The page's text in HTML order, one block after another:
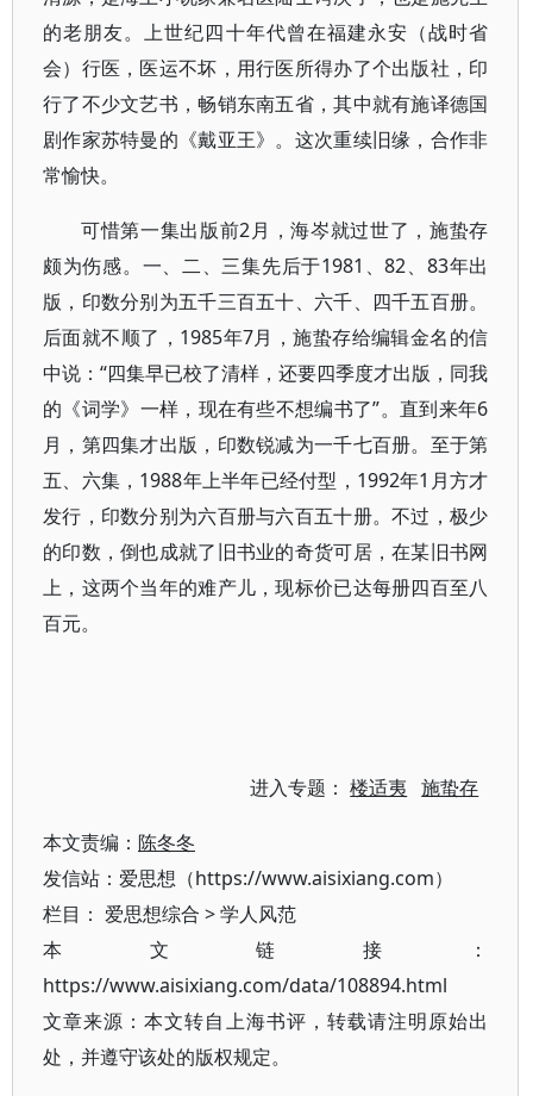
的老朋友。上世纪四十年代曾在福建永安（战时省
会）行医，医运不坏，用行医所得办了个出版社，印
行了不少文艺书，畅销东南五省，其中就有施译德国
剧作家苏特曼的《戴亚王》。这次重续旧缘，合作非
常愉快。
可惜第一集出版前2月，海岑就过世了，施蛰存
颇为伤感。一、二、三集先后于1981、82、83年出
版，印数分别为五千三百五十、六千、四千五百册。
后面就不顺了，1985年7月，施蛰存给编辑金名的信
中说：“四集早已校了清样，还要四季度才出版，同我
的《词学》一样，现在有些不想编书了”。直到来年6
月，第四集才出版，印数锐减为一千七百册。至于第
五、六集，1988年上半年已经付型，1992年1月方才
发行，印数分别为六百册与六百五十册。不过，极少
的印数，倒也成就了旧书业的奇货可居，在某旧书网
上，这两个当年的难产儿，现标价已达每册四百至八
百元。
进入专题：楼适夷 施蛰存
本文责编： 陈冬冬
发信站：爱思想（https://www.aisixiang.com）
栏目： 爱思想综合 >学人风范
本文链接：
https://www.aisixiang.com/data/108894.html
文章来源：本文转自上海书评，转载请注明原始出
处，并遵守该处的版权规定。